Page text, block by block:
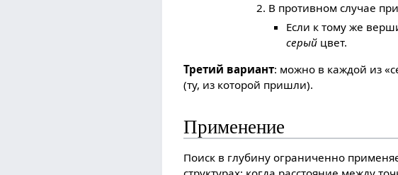
В противном случае
Если к тому же
серыйцвет.
Третий вариант: можно в каждой из
(ту, из которой пришли).
Применение
Поиск в глубину ограниченно